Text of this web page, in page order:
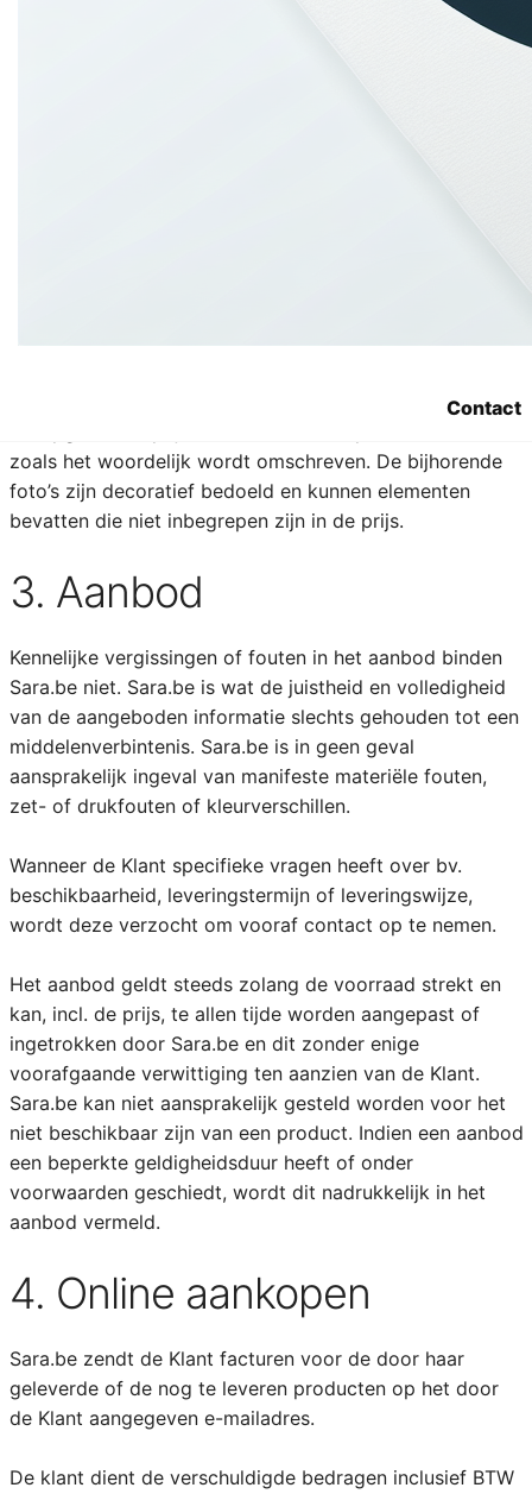
Contact
Indien leverings-, reservatie- of administratieve kosten
zoals het woordelijk wordt omschreven. De bijhorende
foto’s zijn decoratief bedoeld en kunnen elementen
bevatten die niet inbegrepen zijn in de prijs.
3. Aanbod
Kennelijke vergissingen of fouten in het aanbod binden
Sara.be niet. Sara.be is wat de juistheid en volledigheid
van de aangeboden informatie slechts gehouden tot een
middelenverbintenis. Sara.be is in geen geval
aansprakelijk ingeval van manifeste materiële fouten,
zet- of drukfouten of kleurverschillen.
Wanneer de Klant specifieke vragen heeft over bv.
beschikbaarheid, leveringstermijn of leveringswijze,
wordt deze verzocht om vooraf contact op te nemen.
Het aanbod geldt steeds zolang de voorraad strekt en
kan, incl. de prijs, te allen tijde worden aangepast of
ingetrokken door Sara.be en dit zonder enige
voorafgaande verwittiging ten aanzien van de Klant.
Sara.be kan niet aansprakelijk gesteld worden voor het
niet beschikbaar zijn van een product. Indien een aanbod
een beperkte geldigheidsduur heeft of onder
voorwaarden geschiedt, wordt dit nadrukkelijk in het
aanbod vermeld.
4. Online aankopen
Sara.be zendt de Klant facturen voor de door haar
geleverde of de nog te leveren producten op het door
de Klant aangegeven e-mailadres.
De klant dient de verschuldigde bedragen inclusief BTW